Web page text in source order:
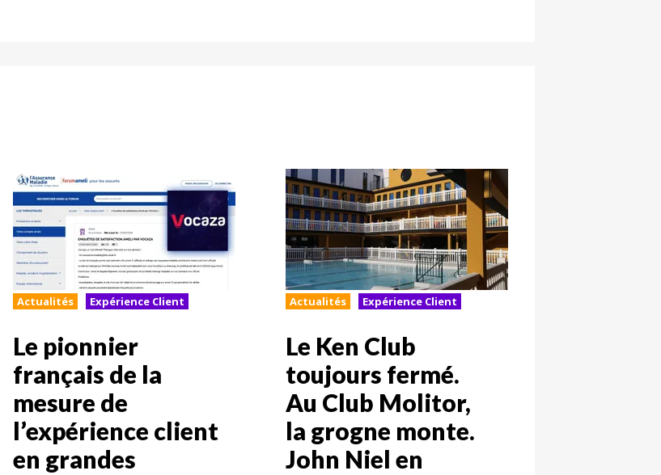
Actualités Expérience Client
Le pionnier
français de la
mesure de
l’expérience client
en grandes
Actualités Expérience Client
Le Ken Club
toujours fermé.
Au Club Molitor,
la grogne monte.
John Niel en